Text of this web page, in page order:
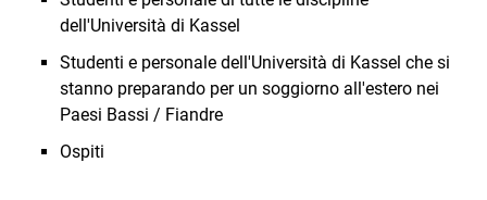
dell'Università di Kassel
Studenti e personale dell'Università di Kassel che si
stanno preparando per un soggiorno all'estero nei
Paesi Bassi / Fiandre
Ospiti